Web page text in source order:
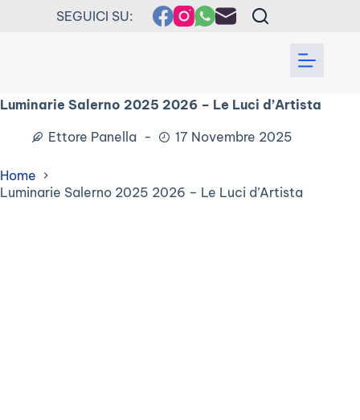
SEGUICI SU:
Luminarie Salerno 2025 2026 – Le Luci d’Artista
Ettore Panella
17 Novembre 2025
Home
Luminarie Salerno 2025 2026 – Le Luci d’Artista